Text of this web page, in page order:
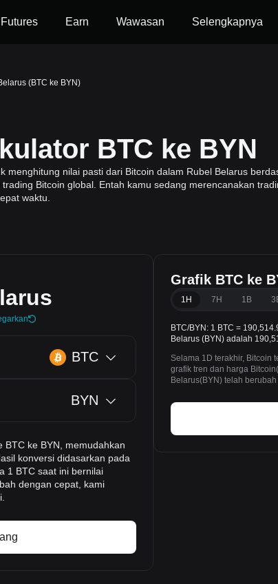
Futures Earn Wawasan Selengkapnya
(BTC ke BYN)
BTC ke BYN
menghitung nilai pasti dari Bitcoin dalam Rubel Belarus
Bitcoin global. Entah kamu sedang merencanakan
waktu.
BTC
BYN
BTC ke BYN, memudahkan
konversi didasarkan pada
1 BTC saat ini bernilai
dengan cepat, kami
Grafik BTC ke
1H 7H 1B
BTC/BYN: 1 BTC =
Belarus (BYN) adalah
Selama 1D terakhir, Bitcoin
grafik tren dan harga
Belarus(BYN) telah